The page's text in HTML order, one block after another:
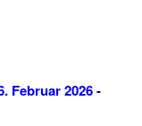
Februar 2026 -